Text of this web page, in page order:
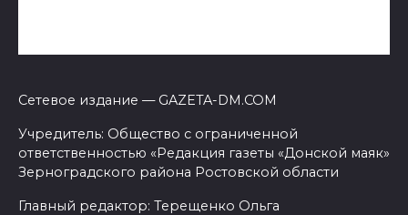
Сетевое издание — GAZETA-DM.COM
Учредитель: Общество с ограниченной
ответственностью «Редакция газеты «Донской маяк»
Зерноградского района Ростовской области
Главный редактор: Терещенко Ольга